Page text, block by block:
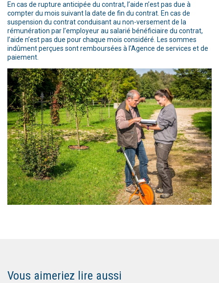
En cas de rupture anticipée du contrat, l’aide n’est pas due à
compter du mois suivant la date de fin du contrat. En cas de
suspension du contrat conduisant au non-versement de la
rémunération par l’employeur au salarié bénéficiaire du contrat,
l’aide n’est pas due pour chaque mois considéré. Les sommes
indûment perçues sont remboursées à l’Agence de services et de
paiement.
Vous aimeriez lire aussi